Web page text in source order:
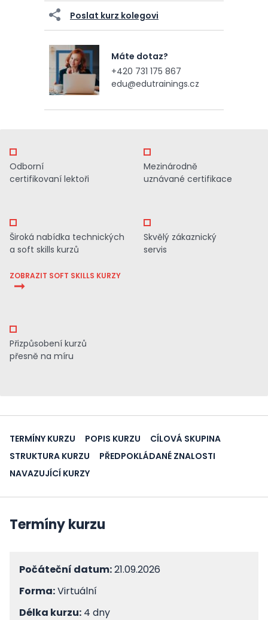
Poslat kurz kolegovi
Máte dotaz?
+420 731 175 867
edu@edutrainings.cz
Odborní
certifikovaní lektoři
Mezinárodně
uznávané certifikace
Široká nabídka technických
a soft skills kurzů
ZOBRAZIT SOFT SKILLS KURZY
Skvělý zákaznický
servis
Přizpůsobení kurzů
přesně na míru
TERMÍNY KURZU POPIS KURZU
CÍLOVÁ SKUPINA
STRUKTURA KURZU
PŘEDPOKLÁDANÉ ZNALOSTI
NAVAZUJÍCÍ KURZY
Termíny kurzu
Počáteční datum:21.09.2026
Forma:Virtuální
Délka kurzu: 4 dny